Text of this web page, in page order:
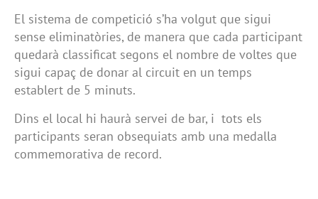
El sistema de competició s’ha volgut que sigui
sense eliminatòries, de manera que cada participant
quedarà classificat segons el nombre de voltes que
sigui capaç de donar al circuit en un temps
establert de 5 minuts.
Dins el local hi haurà servei de bar, i tots els
participants seran obsequiats amb una medalla
commemorativa de record.